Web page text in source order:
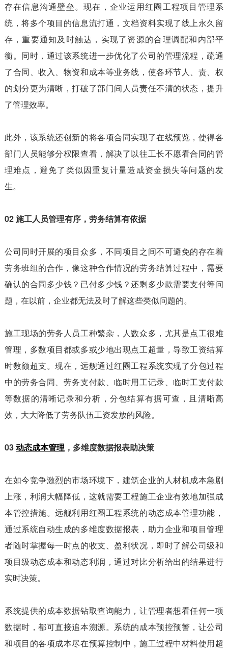
存在信息沟通壁垒。现在，企业运用红圈工程项目管理系
统，将多个项目的信息流打通，文档资料实现了线上永久留
存，重要通知及时触达，实现了资源的合理调配和内部平
衡。同时，通过该系统进一步优化了公司的管理流程，疏通
了合同、收入、物资和成本等业务线，使各环节人、责、权
的划分更为清晰，打破了部门间人员责任不清的状态，提升
了管理效率。
此外，该系统还创新的将各项合同实现了在线预览，使得各
部门人员能够分权限查看，解决了以往工长不愿看合同的管
理难点，避免了类似因重复计量造成资金损失等问题的发
生。
02 施工人员管理有序，劳务结算有依据
公司同时开展的项目众多，不同项目之间不可避免的存在着
劳务班组的合作，像这种合作情况的劳务结算过程中，需要
确认的合同多少钱？已付多少钱？还剩多少款需要支付等问
题，在以前，企业都无法及时了解这些类似问题的。
施工现场的劳务人员工种繁杂，人数众多，尤其是点工很难
管理，多数项目都或多或少地出现点工超量，导致工资结算
时数额超支。现在，远舰通过红圈工程系统实现了分包过程
中的劳务合同、劳务支付款、临时用工记录、临时工支付款
等数据的清晰记录和分析，分包结算有据可查，且清晰高
效，大大降低了劳务队伍工资发放的风险。
03动态成本管理 ，多维度数据报表助决策
在如今竞争激烈的市场环境下，建筑企业的人材机成本急剧
上涨，利润大幅降低，这就需要工程施工企业有效地加强成
本管控措施。远舰利用红圈工程系统的动态成本管理功能，
通过系统自动生成的多维度数据报表，助力企业和项目管理
者随时掌握每一时点的收支、盈利状况，即时了解公司级和
项目级动态成本和动态利润，通过对比分析给出的结果进行
实时决策。
系统提供的成本数据钻取查询能力，让管理者想看任何一项
数据时，都可直接追本溯源。系统的成本预控预警，让公司
和项目的各项成本尽在预算控制中，施工过程中材料使用超